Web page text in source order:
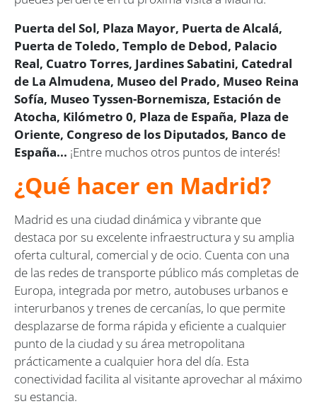
Puerta del Sol, Plaza Mayor, Puerta de Alcalá,
Puerta de Toledo, Templo de Debod, Palacio
Real, Cuatro Torres, Jardines Sabatini, Catedral
de La Almudena, Museo del Prado, Museo Reina
Sofía, Museo Tyssen-Bornemisza, Estación de
Atocha, Kilómetro 0, Plaza de España, Plaza de
Oriente, Congreso de los Diputados, Banco de
España... ¡Entre muchos otros puntos de interés!
¿Qué hacer en Madrid?
Madrid es una ciudad dinámica y vibrante que
destaca por su excelente infraestructura y su amplia
oferta cultural, comercial y de ocio. Cuenta con una
de las redes de transporte público más completas de
Europa, integrada por metro, autobuses urbanos e
interurbanos y trenes de cercanías, lo que permite
desplazarse de forma rápida y eficiente a cualquier
punto de la ciudad y su área metropolitana
prácticamente a cualquier hora del día. Esta
conectividad facilita al visitante aprovechar al máximo
su estancia.